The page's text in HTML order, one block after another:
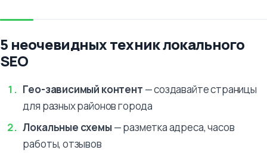
5 неочевидных техник локального
SEO
Гео-зависимый контент — создавайте страницы
для разных районов города
Локальные схемы— разметка адреса, часов
работы, отзывов